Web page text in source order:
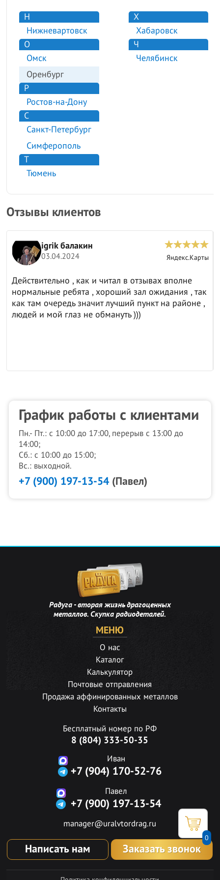
0
Н
Нижневартовск
О
Омск
Оренбург
Р
Ростов-на-Дону
С
Санкт-Петербург
Симферополь
Т
Тюмень
Х
Хабаровск
Ч
Челябинск
Отзывы клиентов
igrik балакин
03.04.2024 Яндекс.Карты
Действительно , как и читал в отзывах вполне
нормальные ребята , хороший зал ожидания , так
как там очередь значит лучший пункт на районе ,
людей и мой глаз не обмануть )))
График работы с клиентами
Пн.- Пт.: с 10:00 до 17:00, перерыв с 13:00 до
14:00;
Сб.: с 10:00 до 15:00;
Вс.: выходной.
+7 (900) 197-13-54(Павел)
Радуга - вторая жизнь драгоценных
металлов. Скупка радиодеталей.
МЕНЮ
О нас
Каталог
Калькулятор
Почтовые отправления
Продажа аффинированных металлов
Контакты
Бесплатный номер по РФ
8 (804) 333-50-35
Иван
+7 (904) 170-52-76
Павел
+7 (900) 197-13-54
manager@uralvtordrag.ru
Написать нам Заказать звонок